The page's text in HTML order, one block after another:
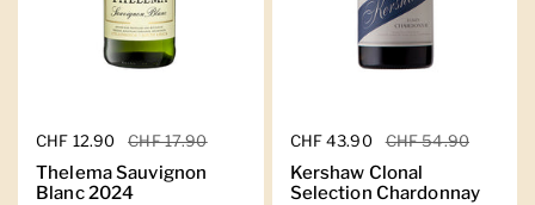
Regulärer Preis
CHF 12.90 Sale-Preis
CHF 17.90
Thelema Sauvignon
Blanc 2024
Regulärer Preis
CHF 43.90 Sale-Preis
CHF 54.90
Kershaw Clonal
Selection Chardonnay